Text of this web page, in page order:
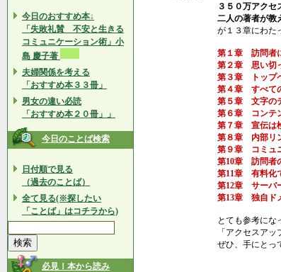
今日のおすすめ本↓
「失敗礼賛 不安と生きる
コミュニケーション術」小
島 慶子著
夫婦関係を考える
「おすすめ本３３冊」
男女の違い必読
「おすすめ本２０冊」」
今日のことば検索
日付順で見る
（過去のことば）
全て見る(※探したい
「ことば」はコチラから)
必見！本から読み
３５０万アク
二人の著者が教
が１３章にわた
第１章 訪問者
第２章 思い切
第３章 トップ
第４章 すべて
第５章 文字の
第６章 コンテ
第７章 宣伝は
第８章 内部リ
第９章 コミュ
第10章 訪問者
第11章 有料化
第12章 サーバ
第13章 独自ド
とても参考にな
「アクセスア
ぜひ、手にとっ